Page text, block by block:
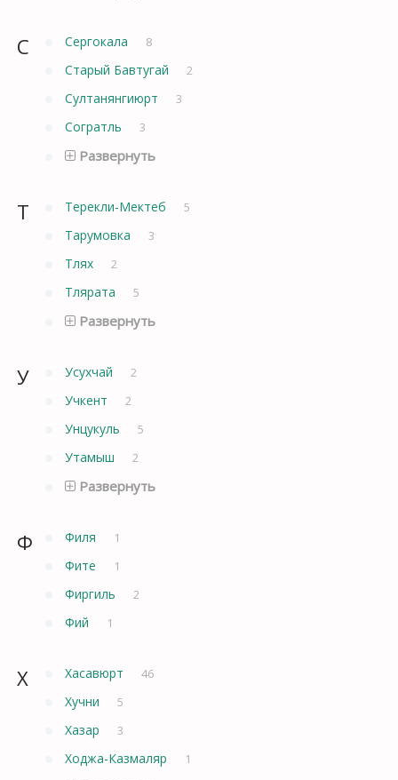
С Сергокала 8
Старый Бавтугай 2
Султанянгиюрт 3
Согратль 3
Развернуть
Т Терекли-Мектеб 5
Тарумовка 3
Тлях 2
Тлярата 5
Развернуть
У Усухчай 2
Учкент 2
Унцукуль 5
Утамыш 2
Развернуть
Ф Филя 1
Фите 1
Фиргиль 2
Фий 1
Х Хасавюрт 46
Хучни 5
Хазар 3
Ходжа-Казмаляр 1